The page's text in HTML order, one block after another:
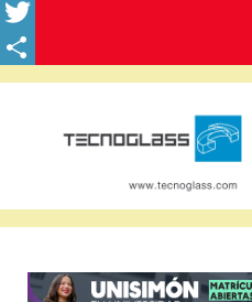
Facebook
Twitter
Share